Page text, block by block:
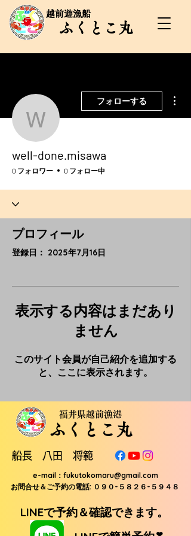
​ふくとこ丸
​越前遊漁船
well-
フォローする
well-done.misawa
0 フォロワー 0 フォロー中
プロフィール
登録日： 2025年7月16日
表示する内容はまだあり
ません
このサイト会員が自己紹介を追加する
と、ここに表示されます。
ふくとこ丸
福井県越前漁港
船長 八田 将範
e-mail： fukutokomaru@gmail.com
お問合せ＆ご予約の電話: ０９０-５８２６-５９４８
LINEで予約＆確認できます。